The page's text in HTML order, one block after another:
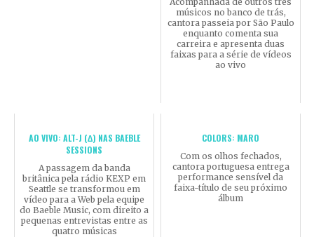
músicos no banco de trás,
cantora passeia por São Paulo
enquanto comenta sua
carreira e apresenta duas
faixas para a série de vídeos
ao vivo
AO VIVO: ALT-J (∆) NAS BAEBLE
SESSIONS
A passagem da banda
britânica pela rádio KEXP em
Seattle se transformou em
vídeo para a Web pela equipe
do Baeble Music, com direito a
pequenas entrevistas entre as
quatro músicas
COLORS: MARO
Com os olhos fechados,
cantora portuguesa entrega
performance sensível da
faixa-título de seu próximo
álbum